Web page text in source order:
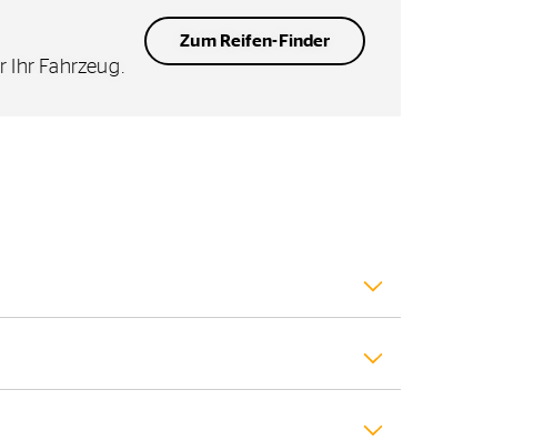
Ihr Fahrzeug.
Zum Reifen-Finder